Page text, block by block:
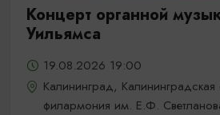
Концерт органной
Уильямса
19.08.2026 19:00
Калининград, Калининградская
филармония им. Е.Ф.